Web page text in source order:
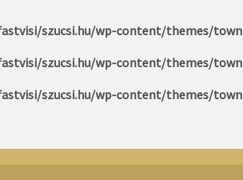
szucsi.hu/wp-content/themes/
szucsi.hu/wp-content/themes/
szucsi.hu/wp-content/themes/